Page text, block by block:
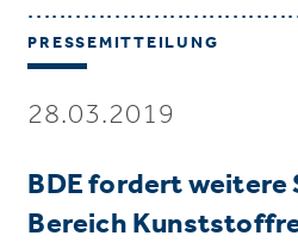
PRESSEMITTEILUNG
28.03.2019
BDE fordert weitere
Bereich